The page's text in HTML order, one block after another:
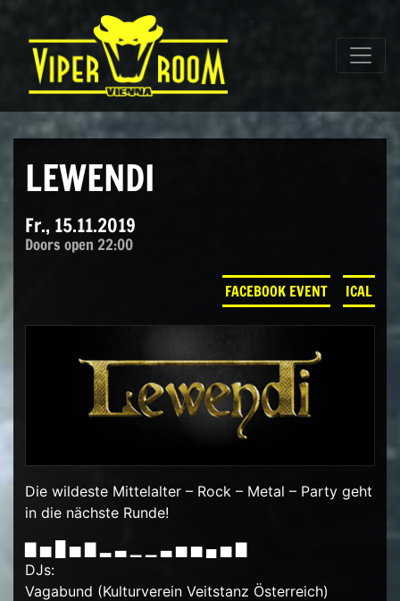
Hauptnavigation
LEWENDI
Fr., 15.11.2019
Doors open 22:00
FACEBOOK EVENT ICAL
Die wildeste Mittelalter – Rock – Metal – Party geht
in die nächste Runde!
▇ ▅ █ ▅ ▇ ▂ ▃ ▁ ▁ ▃ ▅ ▅ ▄ ▅ ▇
DJs:
Vagabund (Kulturverein Veitstanz Österreich)